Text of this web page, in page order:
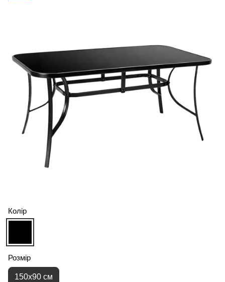
Колір
Розмір
150х90 см